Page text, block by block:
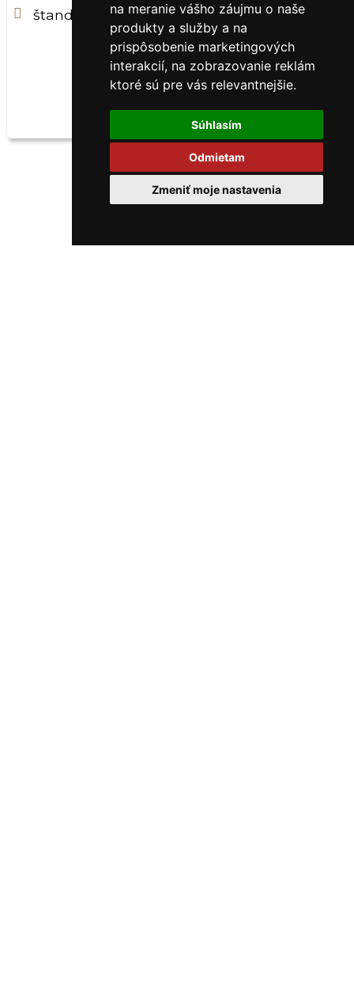
na meranie vášho záujmu o naše
produkty a služby a na
prispôsobenie marketingových
interakcií, na zobrazovanie reklám
ktoré sú pre vás relevantnejšie.
Súhlasím
Odmietam
Zmeniť moje nastavenia
štandardný rozmer izby 33m2
REZERVOVAŤ
REZERVÁCIA